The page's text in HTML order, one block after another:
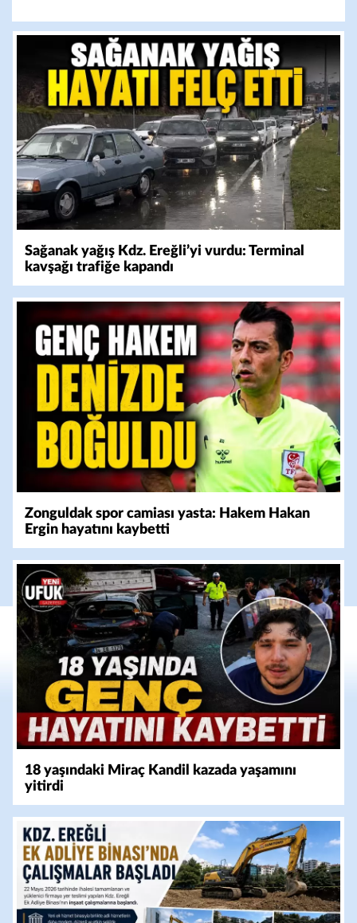
Sağanak yağış Kdz. Ereğli’yi vurdu: Terminal
kavşağı trafiğe kapandı
Zonguldak spor camiası yasta: Hakem Hakan
Ergin hayatını kaybetti
18 yaşındaki Miraç Kandil kazada yaşamını
yitirdi